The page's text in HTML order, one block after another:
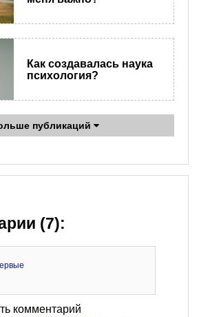
Как создавалась наука
психология?
публикаций
(7):
комментарий